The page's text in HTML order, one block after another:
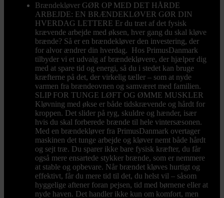
Brændekløver GØR OP MED DET HÅRDE
ARBEJDE: EN BRÆNDEKLØVER GØR DIN
HVERDAG LETTERE Er du træt af det fysisk
krævende arbejde med øksen, hver gang du skal kløve
brænde? Så er en brændekløver den investering, der
for alvor ændrer din hverdag. Hos PrimusDanmark
tilbyder vi et udvalg af brændekløvere, der hjælper dig
med at spare tid og energi, så du i stedet kan bruge
kræfterne på det, der virkelig tæller – som at nyde
varmen fra brændeovnen og samværet med familien.
SLIP FOR TUNGE LØFT OG ØMME MUSKLER
Kløvning med økse er både tidskrævende og hårdt for
kroppen. Det slider på ryg, skuldre og hænder, især
hvis du skal forberede brænde til hele vintersæsonen.
Med en brændekløver fra PrimusDanmark overtager
maskinen det tunge arbejde og kløver nemt både hårdt
og sejt træ. Du sparer ikke bare fysisk kræfter, du får
også mere ensartede stykker brænde, som er nemmere
at stable og opbevare. Når brændet kløves hurtigt og
effektivt, får du mere tid til det, du helst vil – såsom
hyggelige aftener foran pejsen, tid med børnene eller at
nyde haven. Det handler ikke kun om komfort, men